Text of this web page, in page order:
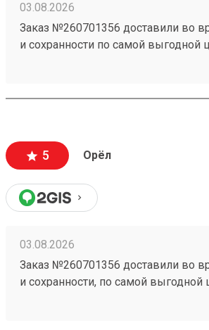
03.08.2026
Заказ №260701356 доставили во
и сохранности по самой выгодной
5 Орёл
03.08.2026
Заказ №260701356 доставили во
и сохранности, по самой выгодной